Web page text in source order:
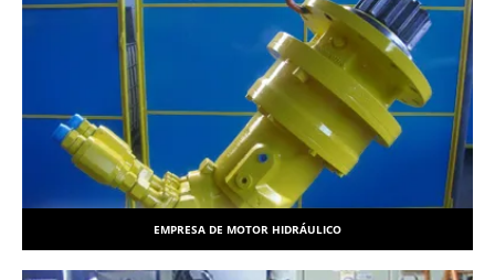
EMPRESA DE MOTOR HIDRÁULICO